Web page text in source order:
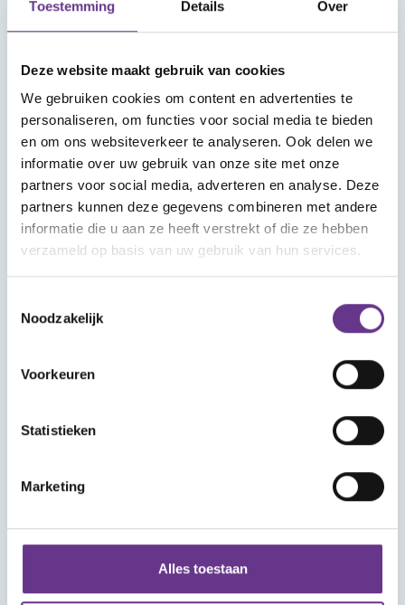
Toestemming Details Over
Deze website maakt gebruik van cookies
We gebruiken cookies om content en advertenties te
personaliseren, om functies voor social media te bieden
en om ons websiteverkeer te analyseren. Ook delen we
informatie over uw gebruik van onze site met onze
partners voor social media, adverteren en analyse. Deze
partners kunnen deze gegevens combineren met andere
informatie die u aan ze heeft verstrekt of die ze hebben
verzameld op basis van uw gebruik van hun services.
Noodzakelijk
Voorkeuren
Statistieken
Marketing
Alles toestaan
dat is
You Tube
programma:
Lijf en Liefde
Weerbaarheidstraining
voorlichting voor
beperking